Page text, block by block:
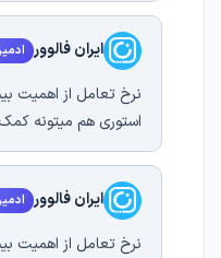
ایران فالوور
نرخ تعامل از اهمیت
استوری هم میتونه
ایران فالوور
نرخ تعامل از اهمیت